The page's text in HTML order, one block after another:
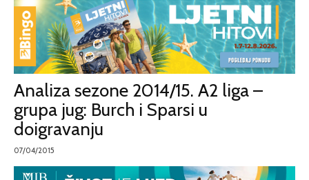
Analiza sezone 2014/15. A2 liga –
grupa jug: Burch i Sparsi u
doigravanju
07/04/2015